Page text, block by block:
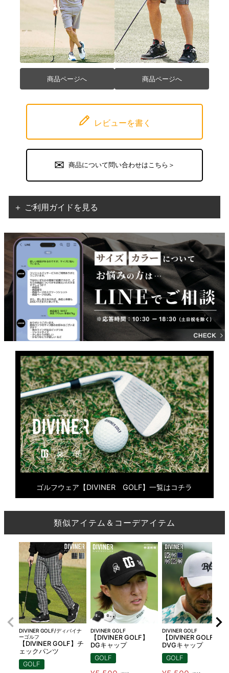
商品ページへ 商品ページへ
レビューを書く
商品について問い合わせはこちら＞
＋ ご利用ガイドを見る
ゴルフウェア【DIVINER GOLF】一覧はコチラ
類似アイテム＆コーデアイテム
DIVINER GOLF/ディバイナ
ーゴルフ
【DIVINER GOLF】チ
ェックパンツ
GOLF
DIVINER GOLF
【DIVINER GOLF】
DGキャップ
GOLF
DIVINER GOLF
【DIVINER GOLF】
DVGキャップ
GOLF